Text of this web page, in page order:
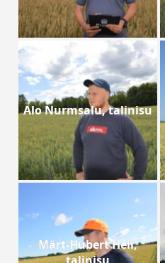
Alo Nurmsalu, talinisu
Märt-Hubert Heil,